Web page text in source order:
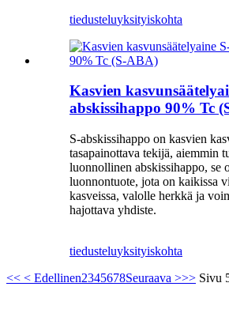
tiedusteluyksityiskohta
Kasvien
abskissihappo 90% Tc
S-abskissihappo on kasvien
tasapainottava tekijä, aiemmin
luonnollinen abskissihappo, se
luonnontuote, jota on kaikissa
kasveissa, valolle herkkä ja
hajottava yhdiste.
tiedusteluyksityiskohta
<< < Edellinen2345678Seuraava >>> Sivu